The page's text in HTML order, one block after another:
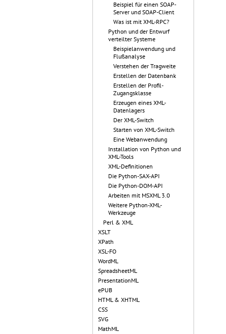
Beispiel für einen SOAP-
Server und SOAP-Client
Was ist mit XML-RPC?
Python und der Entwurf
verteilter Systeme
Beispielanwendung und
Flußanalyse
Verstehen der Tragweite
Erstellen der Datenbank
Erstellen der Profil-
Zugangsklasse
Erzeugen eines XML-
Datenlagers
Der XML-Switch
Starten von XML-Switch
Eine Webanwendung
Installation von Python und
XML-Tools
XML-Definitionen
Die Python-SAX-API
Die Python-DOM-API
Arbeiten mit MSXML 3.0
Weitere Python-XML-
Werkzeuge
Perl & XML
XSLT
XPath
XSL-FO
WordML
SpreadsheetML
PresentationML
ePUB
HTML & XHTML
CSS
SVG
MathML